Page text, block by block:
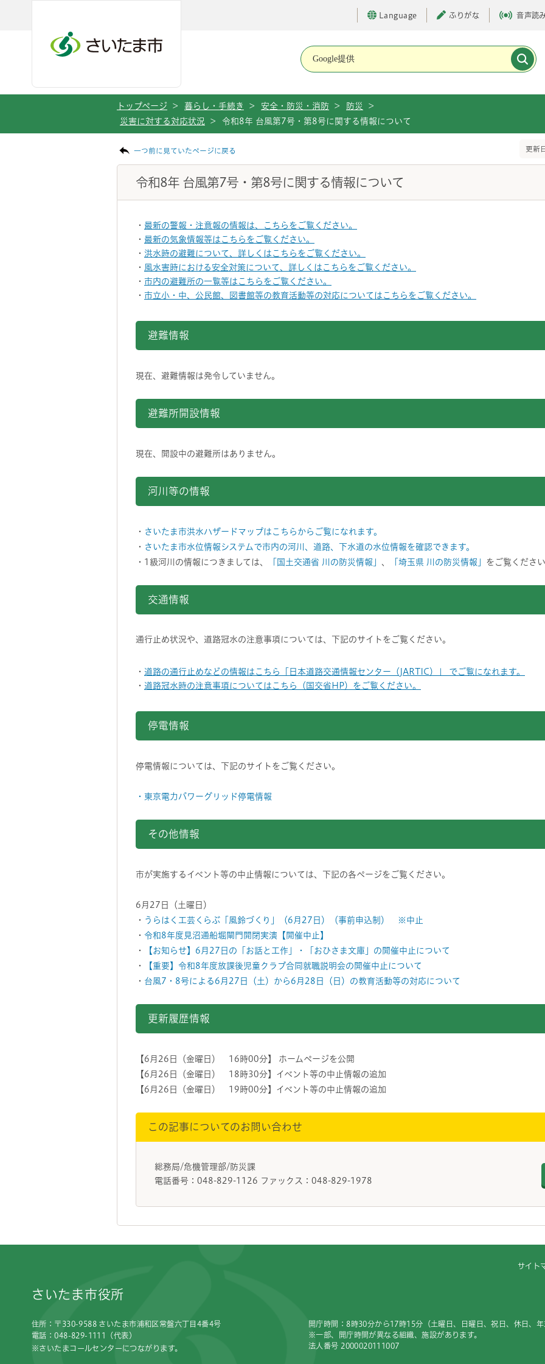
Language ふりがな 音声読
トップページ > 暮らし・手続き > 安全・防災・消防 > 防災
>
災害に対する対応状況
> 令和8年 台風第7号・第8号に関する情報について
一つ前に見ていたページに戻る 更新
令和8年 台風第7号・第8号に関する情報について
・ 最新の警報・注意報の情報は、こちらをご覧ください。
・ 最新の気象情報等はこちらをご覧ください。
・ 洪水時の避難について、詳しくはこちらをご覧ください。
・ 風水害時における安全対策について、詳しくはこちらをご覧ください。
・ 市内の避難所の一覧等はこちらをご覧ください。
・ 市立小・中、公民館、図書館等の教育活動等の対応についてはこちらをご覧ください。
避難情報
現在、避難情報は発令していません。
避難所開設情報
現在、開設中の避難所はありません。
河川等の情報
・ さいたま市洪水ハザードマップはこちらからご覧になれます。
・ さいたま市水位情報システムで市内の河川、道路、下水道の水位情報を確認できます。
・1級河川の情報につきましては、
「国土交通省 川の防災情報」 、 「埼玉県 川の防災情報」 をご覧くださ
交通情報
通行止め状況や、道路冠水の注意事項については、下記のサイトをご覧ください。
・ 道路の通行止めなどの情報はこちら「日本道路交通情報センター（JARTIC）」 でご覧になれます。
・ 道路冠水時の注意事項についてはこちら（国交省HP）をご覧ください。
停電情報
停電情報については、下記のサイトをご覧ください。
・東京電力パワーグリッド停電情報
その他情報
市が実施するイベント等の中止情報については、下記の各ページをご覧ください。
6月27日（土曜日）
・ うらはく工芸くらぶ「風鈴づくり」（6月27日）（事前申込制） ※中止
・ 令和8年度見沼通船堀閘門開閉実演【開催中止】
・
【お知らせ】6月27日の「お話と工作」・「おひさま文庫」の開催中止について
・
【重要】令和8年度放課後児童クラブ合同就職説明会の開催中止について
・ 台風7・8号による6月27日（土）から6月28日（日）の教育活動等の対応について
更新履歴情報
【6月26日（金曜日） 16時00分】 ホームページを公開
【6月26日（金曜日） 18時30分】イベント等の中止情報の追加
【6月26日（金曜日） 19時00分】イベント等の中止情報の追加
この記事についてのお問い合わせ
総務局/危機管理部/防災課
電話番号：048-829-1126 ファックス：048-829-1978
サイト
さいたま市役所
住所：〒330-9588 さいたま市浦和区常盤六丁目4番4号
電話：048-829-1111（代表）
※さいたまコールセンターにつながります。
開庁時間：8時30分から17時15分（土曜日、日曜日、祝日、休日、
※一部、開庁時間が異なる組織、施設があります。
法人番号 2000020111007